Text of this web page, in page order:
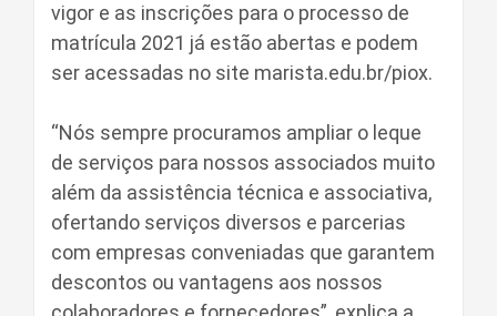
vigor e as inscrições para o processo de
matrícula 2021 já estão abertas e podem
ser acessadas no site marista.edu.br/piox.
“Nós sempre procuramos ampliar o leque
de serviços para nossos associados muito
além da assistência técnica e associativa,
ofertando serviços diversos e parcerias
com empresas conveniadas que garantem
descontos ou vantagens aos nossos